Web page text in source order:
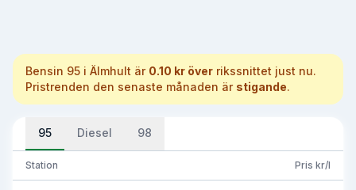
Bensin 95 i Älmhult är 0.10 kr över rikssnittet just nu.
Pristrenden den senaste månaden är stigande.
95 Diesel 98
Station Pris kr/l